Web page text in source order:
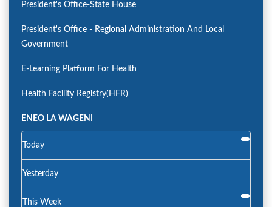
President's Office-State House
President's Office - Regional Administration And Local
Government
E-Learning Platform For Health
Health Facility Registry(HFR)
ENEO LA WAGENI
Today
Yesterday
This Week